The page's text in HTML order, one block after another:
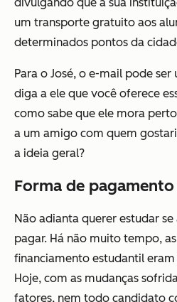
um transporte gratuito aos
determinados pontos da
Para o José, o e-mail pode
diga a ele que você oferece
como sabe que ele mora
a um amigo com quem
a ideia geral?
Forma de
Não adianta querer estudar
pagar. Há não muito tempo,
financiamento estudantil
Hoje, com as mudanças
fatores, nem todo candidato